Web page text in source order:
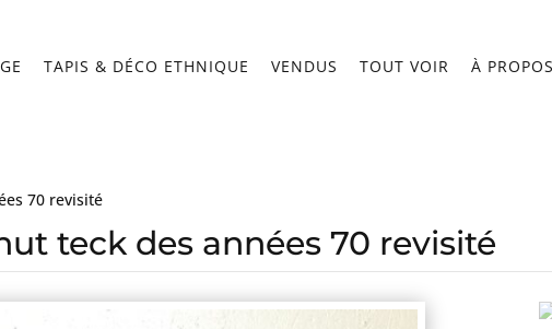
TAPIS & DÉCO ETHNIQUE VENDUS TOUT VOIR À
70 revisité
teck des années 70 revisité